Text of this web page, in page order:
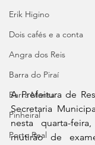
Erik Higino
Dois cafés e a conta
Angra dos Reis
Barra do Piraí
Barra Mansa
Pinheiral
Porto Real
A Prefeitura de
Secretaria
nesta quarta-
mutirão de